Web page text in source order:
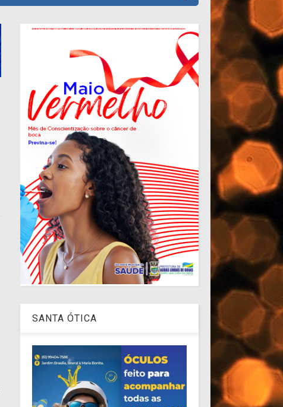
SANTA ÓTICA